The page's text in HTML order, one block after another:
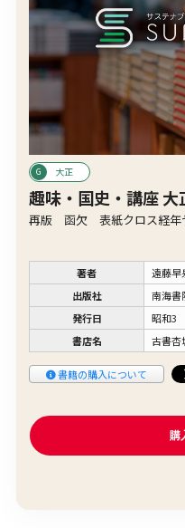
大正
趣味・国史・講座
再版 函欠 表紙クロス経年
著者
遠藤早
出版社
南海書
発行日
昭和3
書店名
古書杏
書籍の購入について